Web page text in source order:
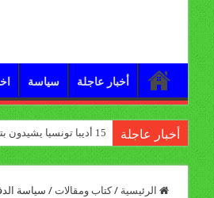
أخبار عاجلة سياسة
أخبار عاجلة 15 أديبا تونسيا يشيدون بتكريم الشاعر علي الدرورة
الرئيسية / كتاب ومقالات / سياسة